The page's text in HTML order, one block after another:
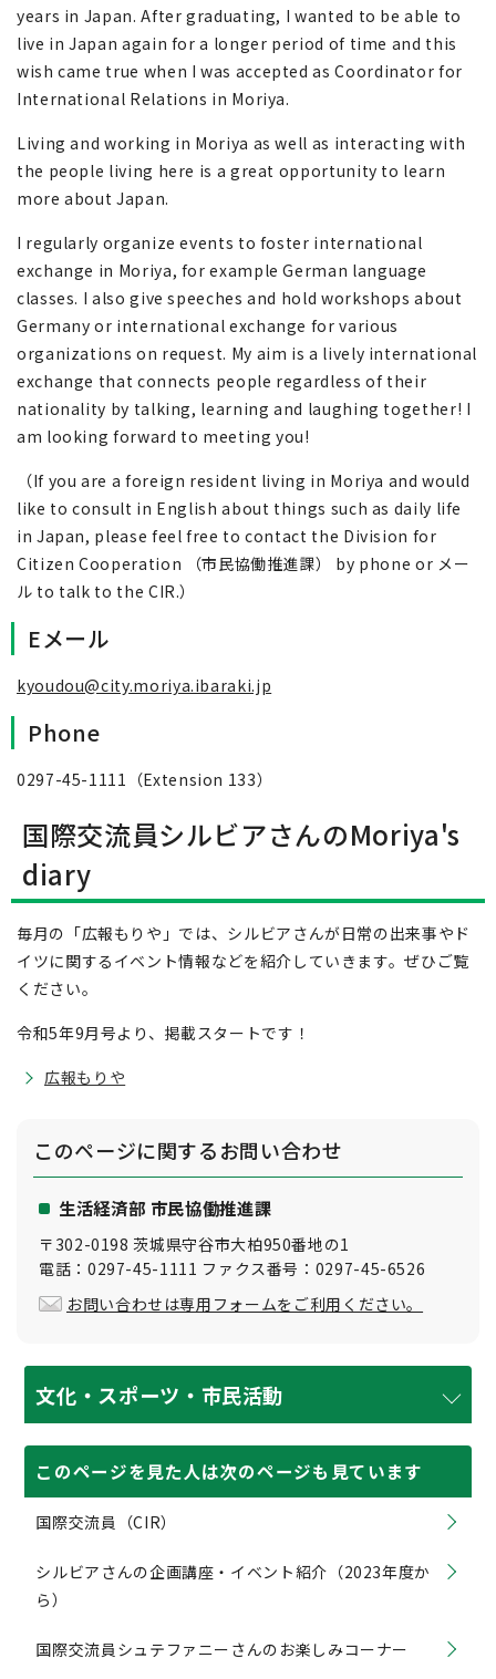
years in Japan. After graduating, I wanted to be able to
live in Japan again for a longer period of time and this
wish came true when I was accepted as Coordinator for
International Relations in Moriya.
Living and working in Moriya as well as interacting with
the people living here is a great opportunity to learn
more about Japan.
I regularly organize events to foster international
exchange in Moriya, for example German language
classes. I also give speeches and hold workshops about
Germany or international exchange for various
organizations on request. My aim is a lively international
exchange that connects people regardless of their
nationality by talking, learning and laughing together! I
am looking forward to meeting you!
（If you are a foreign resident living in Moriya and would
like to consult in English about things such as daily life
in Japan, please feel free to contact the Division for
Citizen Cooperation （市民協働推進課） by phone or メー
ル to talk to the CIR.）
Eメール
kyoudou@city.moriya.ibaraki.jp
Phone
0297-45-1111（Extension 133）
国際交流員シルビアさんのMoriya's
diary
毎月の「広報もりや」では、シルビアさんが日常の出来事やド
イツに関するイベント情報などを紹介していきます。ぜひご覧
ください。
令和5年9月号より、掲載スタートです！
広報もりや
このページに関するお問い合わせ
生活経済部 市民協働推進課
〒302-0198 茨城県守谷市大柏950番地の1
電話：0297-45-1111 ファクス番号：0297-45-6526
お問い合わせは専用フォームをご利用ください。
文化・スポーツ・市民活動
このページを見た人は次のページも見ています
国際交流員（CIR）
シルビアさんの企画講座・イベント紹介（2023年度か
ら）
国際交流員シュテファニーさんのお楽しみコーナー